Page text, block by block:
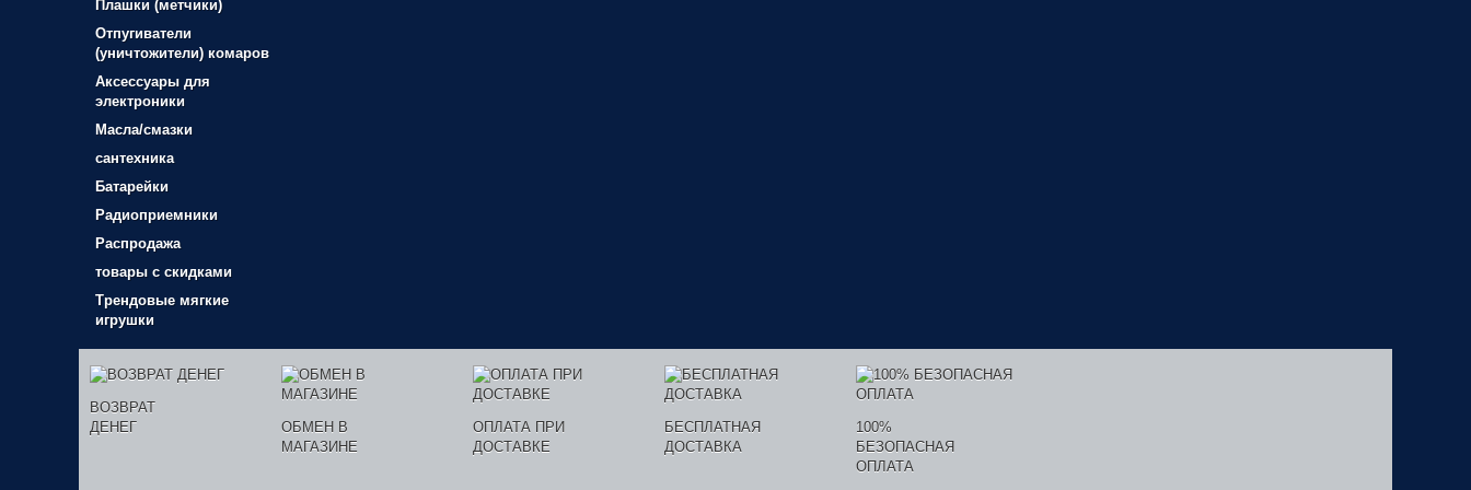
Плашки (метчики)
Отпугиватели
(уничтожители) комаров
Аксессуары для
электроники
Масла/смазки
сантехника
Батарейки
Радиоприемники
Распродажа
товары с скидками
Трендовые мягкие
игрушки
ВОЗВРАТ
ДЕНЕГ
ОБМЕН В
МАГАЗИНЕ
ОПЛАТА ПРИ
ДОСТАВКЕ
БЕСПЛАТНАЯ
ДОСТАВКА
100%
БЕЗОПАСНАЯ
ОПЛАТА